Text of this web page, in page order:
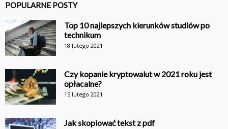
POPULARNE POSTY
Top 10 najlepszych kierunków studiów po
technikum
18 lutego 2021
Czy kopanie kryptowalut w 2021 roku jest
opłacalne?
15 lutego 2021
Jak skopiować tekst z pdf